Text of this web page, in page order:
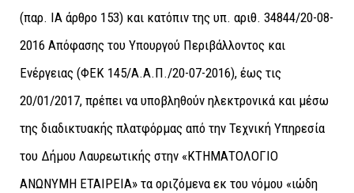
(παρ. ΙΑ άρθρο 153) και κατόπιν της υπ. αριθ. 34844/20-08-
2016 Απόφασης του Υπουργού Περιβάλλοντος και
Ενέργειας (ΦΕΚ 145/Α.Α.Π./20-07-2016), έως τις
20/01/2017, πρέπει να υποβληθούν ηλεκτρονικά και μέσω
της διαδικτυακής πλατφόρμας από την Τεχνική Υπηρεσία
του Δήμου Λαυρεωτικής στην «ΚΤΗΜΑΤΟΛΟΓΙΟ
ΑΝΩΝΥΜΗ ΕΤΑΙΡΕΙΑ» τα οριζόμενα εκ του νόμου «ιώδη